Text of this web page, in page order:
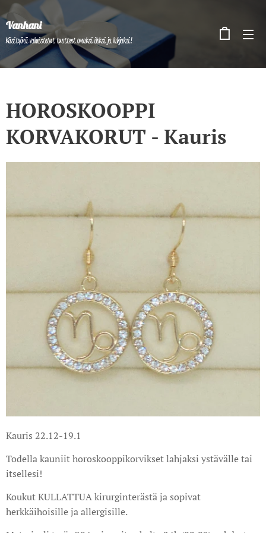
Vanhani
Käsityönä valmistetut tuotteet omaksi iloksi ja lahjaksi!
HOROSKOOPPI
KORVAKORUT - Kauris
Kauris 22.12-19.1
Todella kauniit horoskooppikorvikset lahjaksi ystävälle tai
itsellesi!
Koukut KULLATTUA kirurginterästä ja sopivat
herkkäihoisille ja allergisille.